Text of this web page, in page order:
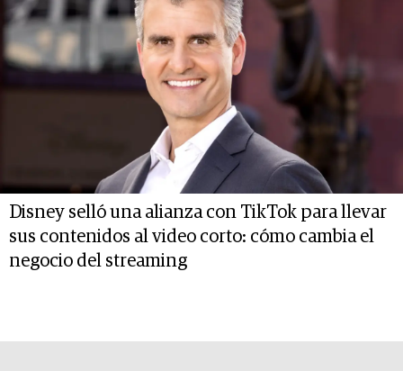
Disney selló una alianza con TikTok para llevar
sus contenidos al video corto: cómo cambia el
negocio del streaming